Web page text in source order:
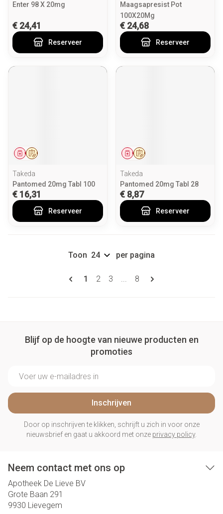
Enter 98 X 20mg
€ 24,41
Reserveer
Maagsapresist Pot
100X20Mg
€ 24,68
Reserveer
Op voorschrift
Geneesmiddel
Takeda
Pantomed 20mg Tabl 100
€ 16,31
Reserveer
Op voorschrift
Geneesmiddel
Takeda
Pantomed 20mg Tabl 28
€ 8,87
Reserveer
Pagina's
U lees momenteel pagina
1 Pagina
2 Pagina
3 ... Pagina
8
Toon per pagina
Blijf op de hoogte van nieuwe producten en
promoties
Inschrijven
Door op inschrijven te klikken, schrijft u zich in voor onze
nieuwsbrief en gaat u akkoord met onze privacy policy.
Neem contact met ons op
Apotheek De Lieve BV
Grote Baan 291
9930 Lievegem